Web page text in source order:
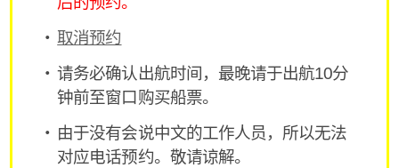
取消预约
请务必确认出航时间，最晚请于出航10分
钟前至窗口购买船票。
由于没有会说中文的工作人员，所以无法
对应电话预约。敬请谅解。